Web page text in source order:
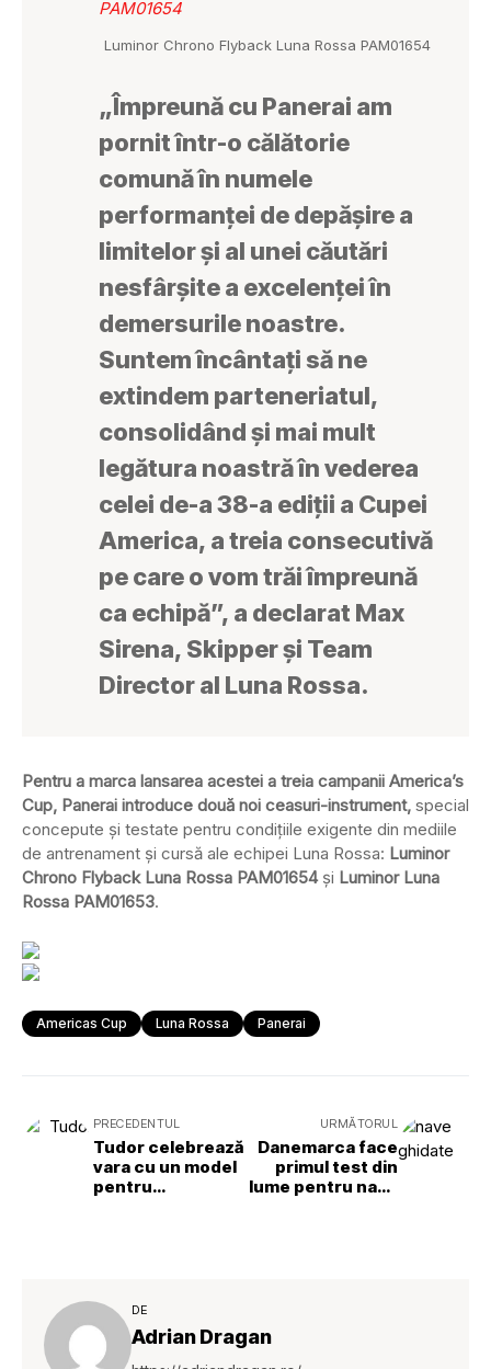
Luminor Chrono Flyback Luna Rossa PAM01654
„Împreună cu Panerai am
pornit într-o călătorie
comună în numele
performanței de depășire a
limitelor și al unei căutări
nesfârșite a excelenței în
demersurile noastre.
Suntem încântați să ne
extindem parteneriatul,
consolidând și mai mult
legătura noastră în vederea
celei de-a 38-a ediții a Cupei
America, a treia consecutivă
pe care o vom trăi împreună
ca echipă”, a declarat Max
Sirena, Skipper și Team
Director al Luna Rossa.
Pentru a marca lansarea acestei a treia campanii America’s
Cup, Panerai introduce două noi ceasuri-instrument, special
concepute și testate pentru condițiile exigente din mediile
de antrenament și cursă ale echipei Luna Rossa: Luminor
Chrono Flyback Luna Rossa PAM01654și Luminor Luna
Rossa PAM01653.
Americas Cup Luna Rossa Panerai
PRECEDENTUL
Tudor celebrează
vara cu un model
pentru
URMĂTORUL
Danemarca face
primul test din
lume pentru nave
DE
Adrian Dragan